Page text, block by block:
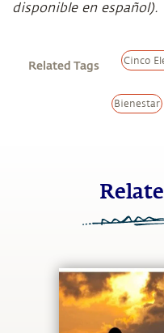
disponible en español).
Related Tags Cinco
Bienestar